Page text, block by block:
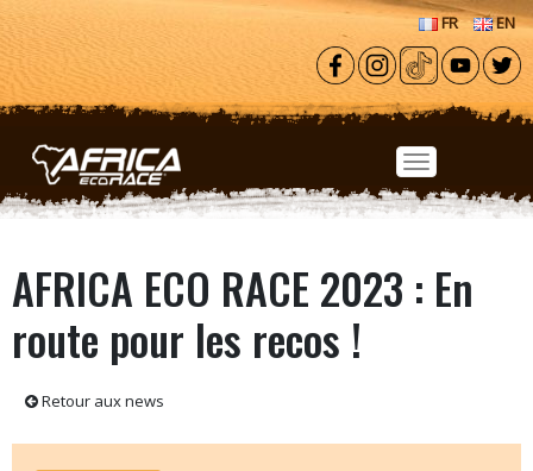
Aller au contenu principal
FR EN
AFRICA ECO RACE 2023 : En
route pour les recos !
Retour aux news